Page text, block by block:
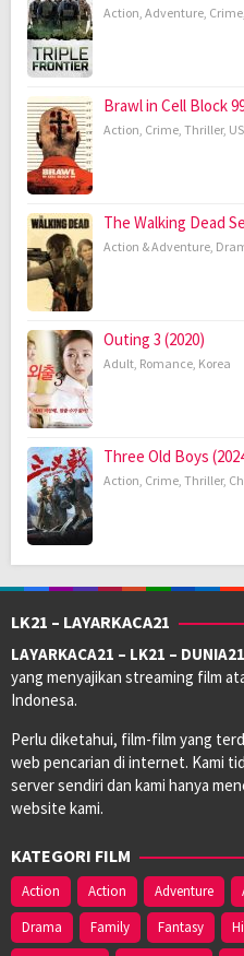
Action Adventure Crime
Brawl in Cell Block
Action Crime Thriller,
The Walking Dead
Action & Adventure
Outing 3 (2020)
Adult Romance Korea
Three Old Boys
Action Crime Thriller,
LK21 – LAYARKACA21
LAYARKACA21 – LK21 – DUNIA21
yang menyajikan streaming film
Indonesa.
Perlu diketahui, film-film yang
web pencarian di internet. Kami
server sendiri dan kami hanya
website kami.
KATEGORI FILM
Action Action Adventure
Drama
Family Fantasy